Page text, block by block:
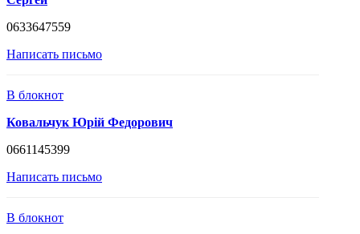
0633647559
Написать письмо
В блокнот
Ковальчук Юрій Федорович
0661145399
Написать письмо
В блокнот